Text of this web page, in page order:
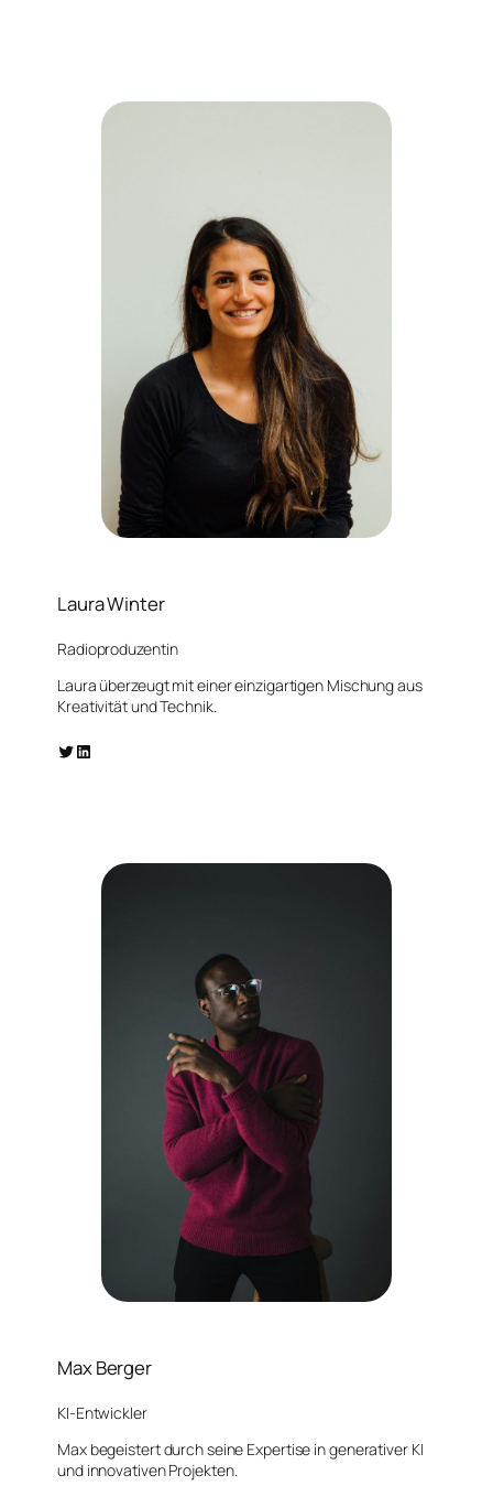
Laura Winter
Radioproduzentin
Laura überzeugt mit einer einzigartigen Mischung aus
Kreativität und Technik.
Twitter LinkedIn
Max Berger
KI-Entwickler
Max begeistert durch seine Expertise in generativer KI
und innovativen Projekten.